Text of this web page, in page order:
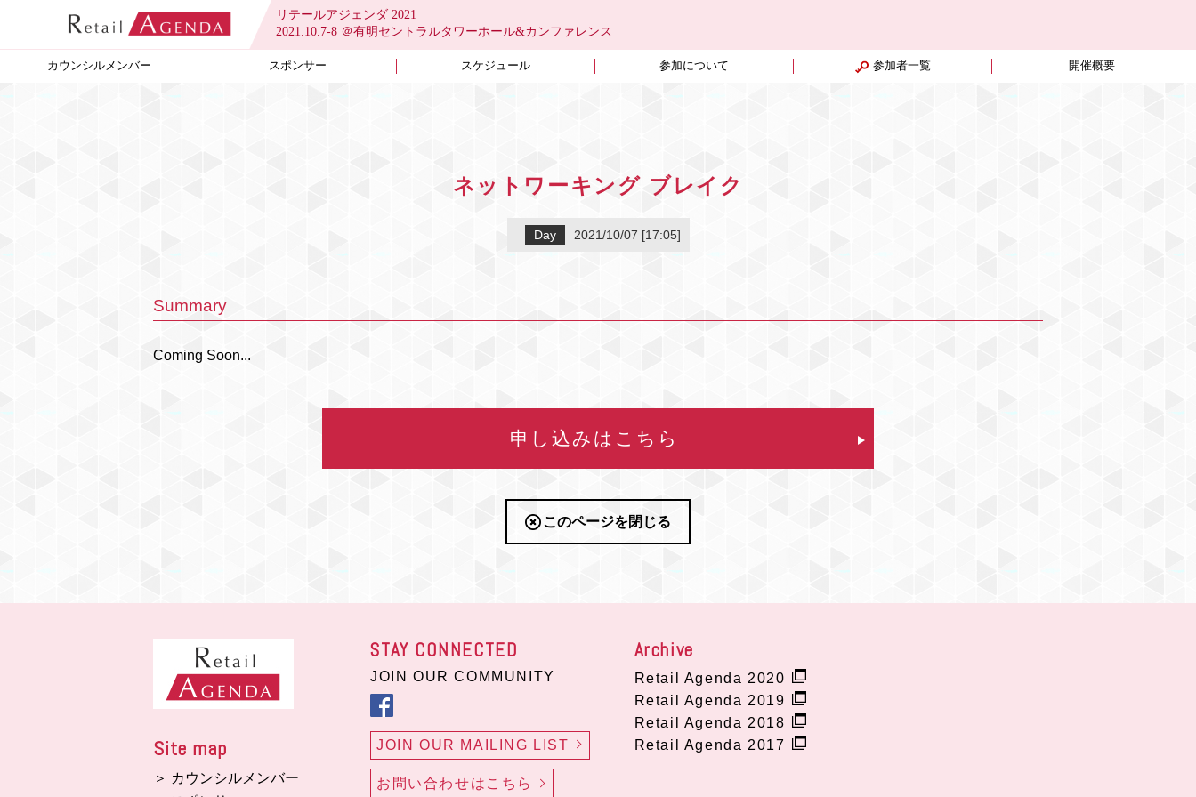
リテールアジェンダ 2021
2021.10.7-8 ＠有明セントラルタワーホール&カンファレンス
カウンシルメンバー スポンサー スケジュール 参加について 参加者一覧 開催概要
ネットワーキング ブレイク
Day 2021/10/07 [17:05]
Summary
Coming Soon...
申し込みはこちら
このページを閉じる
Site map
＞ カウンシルメンバー
STAY CONNECTED
JOIN OUR COMMUNITY
JOIN OUR MAILING LIST
お問い合わせはこちら
Archive
Retail Agenda 2020
Retail Agenda 2019
Retail Agenda 2018
Retail Agenda 2017